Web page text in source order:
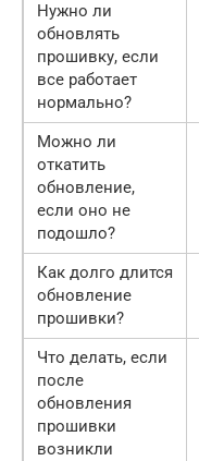
Нужно ли
обновлять
прошивку, если
все работает
нормально?
Можно ли
откатить
обновление,
если оно не
подошло?
Как долго длится
обновление
прошивки?
Что делать, если
после
обновления
прошивки
возникли